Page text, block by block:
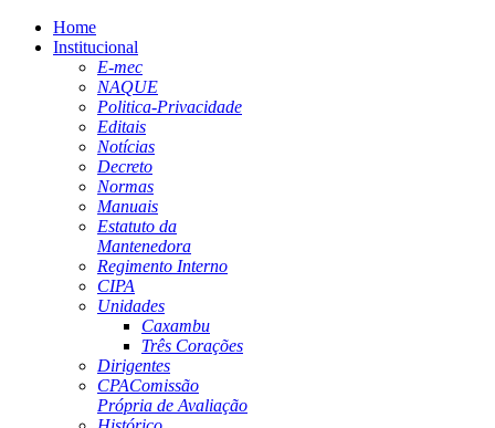
Home
Institucional
E-mec
NAQUE
Politica-Privacidade
Editais
Notícias
Decreto
Normas
Manuais
Estatuto da
Mantenedora
Regimento Interno
CIPA
Unidades
Caxambu
Três Corações
Dirigentes
CPAComissão
Própria de Avaliação